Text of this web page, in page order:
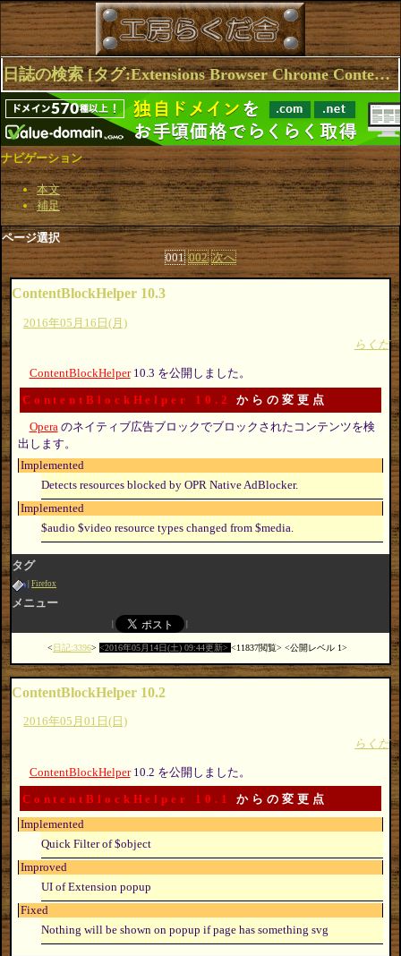
日誌の検索 [タグ:Extensions Browser Chrome ContentBlockHelper Opera] 1～10(12件中)
ナビゲーション
本文
補足
ページ選択
001 002 次へ
ContentBlockHelper 10.3
2016年05月16日(月)
らくだ
ContentBlockHelper10.3 を公開しました。
ContentBlockHelper 10.2 からの変更点
Operaのネイティブ広告ブロックでブロックされたコンテンツを検
出します。
Implemented
Detects resources blocked by OPR Native AdBlocker.
Implemented
$audio $video resource types changed from $media.
タグ
Firefox
メニュー
日記:3396 2016年05月14日(土) 09:44更新 11837閲覧 公開レベル 1
ContentBlockHelper 10.2
2016年05月01日(日)
らくだ
ContentBlockHelper10.2 を公開しました。
ContentBlockHelper 10.1
からの変更点
Implemented
Quick Filter of $object
Improved
UI of Extension popup
Fixed
Nothing will be shown on popup if page has something svg